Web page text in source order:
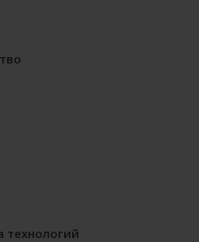
технологий